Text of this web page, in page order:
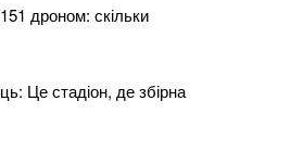
дроном: скільки
Це стадіон, де збірна